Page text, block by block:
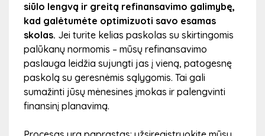
užpildyti paskolos paraišką. Tai apima papildomus
duomenis apie jūsų finansinę būklę, tokius kaip pajamų
šaltinis ir išlaidos. Mūsų forma yra lengvai valdoma ir
suprantama, tad užpildyti ją bus greita ir nesudėtinga.
Paspaudus „Teikti paraišką“, jūsų prašymas bus
išsiųstas mūsų kreditų komandai.
siūlo lengvą ir greitą refinansavimo galimybę,
kad galėtumėte optimizuoti savo esamas
skolas. Jei turite kelias paskolas su skirtingomis
palūkanų normomis – mūsų refinansavimo
paslauga leidžia sujungti jas į vieną, patogesnę
paskolą su geresnėmis sąlygomis. Tai gali
sumažinti jūsų mėnesines įmokas ir palengvinti
finansinį planavimą.